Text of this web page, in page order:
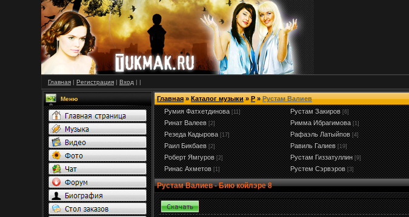
Главная | Регистрация | Вход | |
Меню Главная»Каталог музыки»Р» Рустам Валиев
Румия Фатхетдинова [11] Рустам Закиров [6]
Ринат Валеев [2] Римма Ибрагимова [1]
Резеда Кадырова [17] Рафаэль Латыйпов [4]
Раил Бикбаев [2] Равиль Галиев [19]
Роберт Ямгуров [2] Рустам Гиззатуллин [9]
Ринас Ахметов [1] Рустем Сэрвэров [3]
Рустам Валиев - Бию койлэре 8